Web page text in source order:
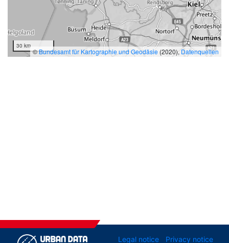
30 km
©Bundesamt für Kartographie und Geodäsie (2020), Datenquellen
Legal notice Privacy notice